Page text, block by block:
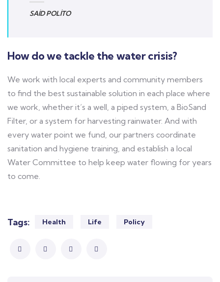
SAID POLITO
How do we tackle the water crisis?
We work with local experts and community members
to find the best sustainable solution in each place where
we work, whether it’s a well, a piped system, a BioSand
Filter, or a system for harvesting rainwater. And with
every water point we fund, our partners coordinate
sanitation and hygiene training, and establish a local
Water Committee to help keep water flowing for years
to come.
Tags: Health Life Policy